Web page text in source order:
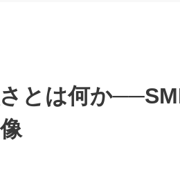
とは何か